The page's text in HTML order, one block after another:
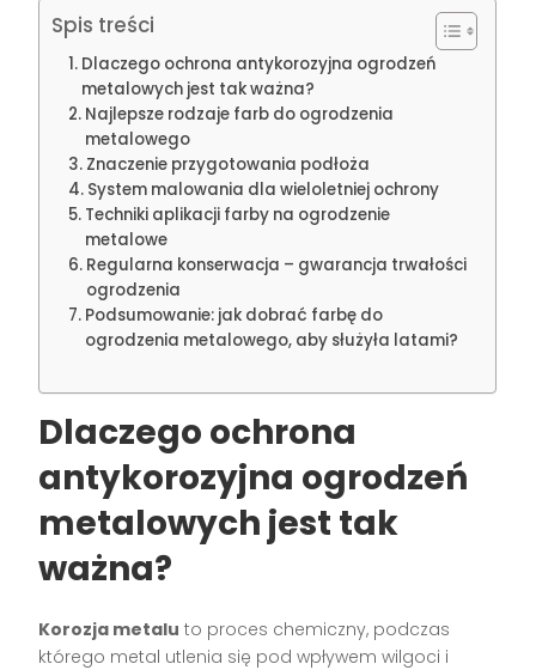
Spis treści
Dlaczego ochrona antykorozyjna ogrodzeń
metalowych jest tak ważna?
Najlepsze rodzaje farb do ogrodzenia
metalowego
Znaczenie przygotowania podłoża
System malowania dla wieloletniej ochrony
Techniki aplikacji farby na ogrodzenie
metalowe
Regularna konserwacja – gwarancja trwałości
ogrodzenia
Podsumowanie: jak dobrać farbę do
ogrodzenia metalowego, aby służyła latami?
Dlaczego ochrona
antykorozyjna ogrodzeń
metalowych jest tak
ważna?
Korozja metalu to proces chemiczny, podczas
którego metal utlenia się pod wpływem wilgoci i